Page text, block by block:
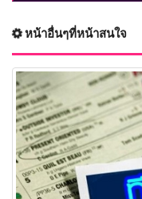
หน้าอื่นๆที่หน้าสนใจ